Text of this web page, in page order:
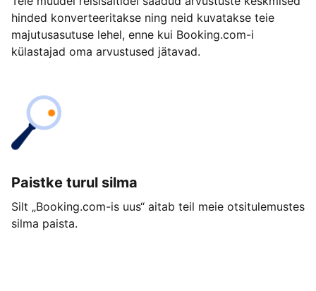
hinded konverteeritakse ning neid kuvatakse teie
majutusasutuse lehel, enne kui Booking.com-i
külastajad oma arvustused jätavad.
Paistke turul silma
Silt „Booking.com-is uus“ aitab teil meie otsitulemustes
silma paista.